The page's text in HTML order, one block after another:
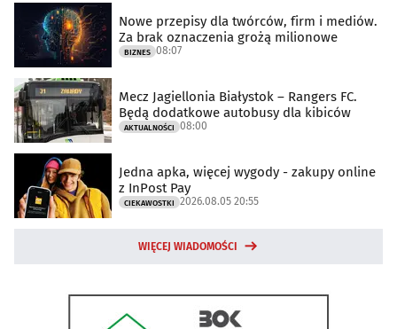
Nowe przepisy dla twórców, firm i mediów.
Za brak oznaczenia grożą milionowe
BIZNES 08:07
Mecz Jagiellonia Białystok – Rangers FC.
Będą dodatkowe autobusy dla kibiców
AKTUALNOŚCI 08:00
Jedna apka, więcej wygody - zakupy online
z InPost Pay
CIEKAWOSTKI 2026.08.05 20:55
WIĘCEJ WIADOMOŚCI